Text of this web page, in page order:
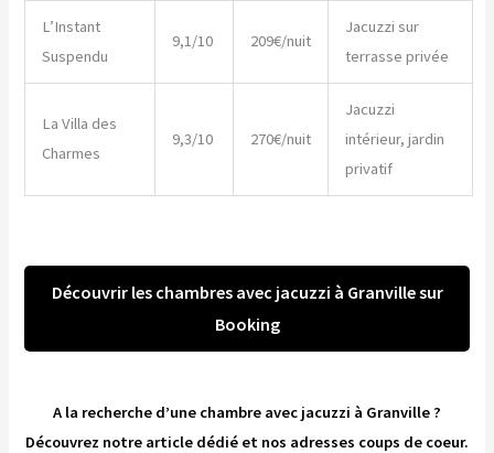
L’Instant
Suspendu
9,1/10 209€/nuit
Jacuzzi sur
terrasse privée
La Villa des
Charmes
9,3/10 270€/nuit
Jacuzzi
intérieur, jardin
privatif
Découvrir les chambres avec jacuzzi à Granville sur
Booking
A la recherche d’une chambre avec jacuzzi à Granville ?
Découvrez notre article dédié et nos adresses coups de coeur.